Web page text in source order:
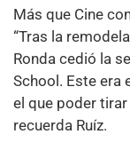
Más que Cine
“Tras la
Ronda cedió la
School. Este era
el que poder
recuerda Ruíz.